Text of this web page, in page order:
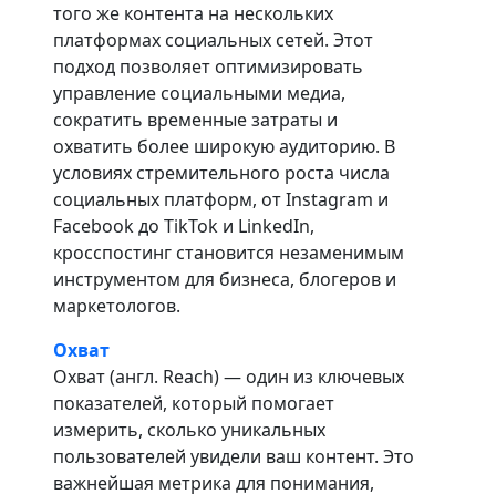
того же контента на нескольких
платформах социальных сетей. Этот
подход позволяет оптимизировать
управление социальными медиа,
сократить временные затраты и
охватить более широкую аудиторию. В
условиях стремительного роста числа
социальных платформ, от Instagram и
Facebook до TikTok и LinkedIn,
кросспостинг становится незаменимым
инструментом для бизнеса, блогеров и
маркетологов.
Охват
Охват (англ. Reach) — один из ключевых
показателей, который помогает
измерить, сколько уникальных
пользователей увидели ваш контент. Это
важнейшая метрика для понимания,